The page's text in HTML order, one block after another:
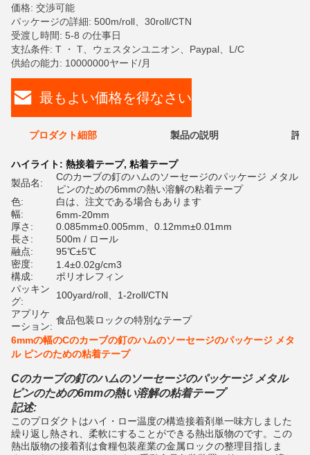
価格: 交渉可能
パッケージの詳細: 500m/roll、30roll/CTN
受渡し時間: 5-8 の仕事日
支払条件: T ・ T、ウェスタンユニオン、Paypal、L/C
供給の能力: 10000000ヤード/月
最もよい価格を得なさい
プロダクト細部 製品の説明 評
ハイライト: 熱接着テープ, 粘着テープ
製品名:
Cのカーブの釘のハムのソーセージのパッケージ メタル
ピンのための6mmの熱い溶解の粘着テープ
色:
白は、注文である場合もあります
幅:
6mm-20mm
厚さ:
0.085mm±0.005mm、0.12mm±0.01mm
長さ:
500m / ロール
融点:
95℃±5℃
密度:
1.4±0.02g/cm3
構成:
ポリオレフィン
パッキン
グ:
100yard/roll、1-2roll/CTN
アプリケ
ーション:
食品包装ロックの特別なテープ
6mmの幅のCのカーブの釘のハムのソーセージのパッケージ メタ
ル ピンのための粘着テープ
Cのカーブの釘のハムのソーセージのパッケージ メタル
ピンのための6mmの熱い溶解の粘着テープ
記述:
このプロダクトはハイ・ロー温度の構造接着剤単一味方しました
繰り返し熱され、柔軟にすることができる熱出版物のです。この
熱出版物の接着剤は食糧包装産業の金属ロックの整理目指しま